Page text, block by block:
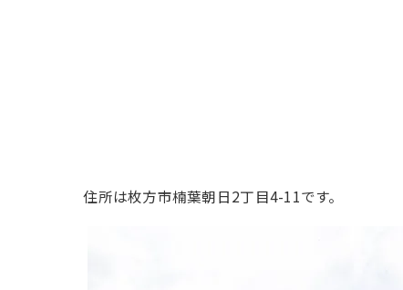
住所は枚方市楠葉朝日2丁目4-11です。